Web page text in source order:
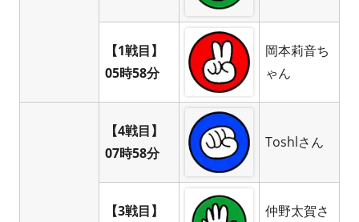
【1戦目】
05時58分
岡本莉音ち
ゃん
【4戦目】
07時58分
Toshlさん
【3戦目】
仲野太賀さ